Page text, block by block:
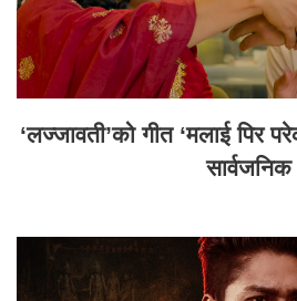
‘लज्जावती’को गीत ‘मलाई पिर
सार्वजनिक